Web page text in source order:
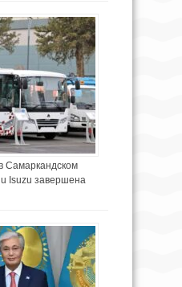
Самаркандском
Isuzu завершена